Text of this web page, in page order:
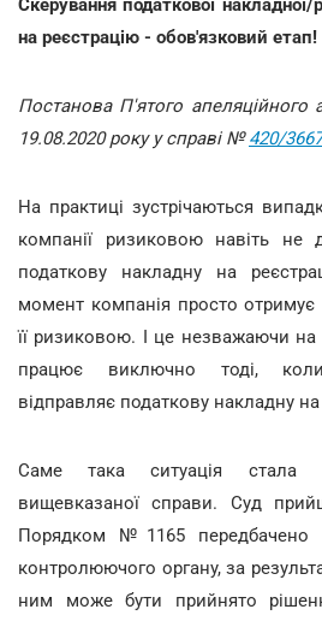
Скерування податкової накладної/
на реєстрацію - обов'язковий етап!
Постанова П'ятого апеляційного
19.08.2020 року у справі №420/
На практиці зустрічаються
компанії ризиковою навіть не
податкову накладну на
момент компанія просто
її ризиковою. І це незважаючи
працює виключно тоді,
відправляє податкову накладну
Саме така ситуація стала
вищевказаної справи. Суд
Порядком №1165 передбачено
контролюючого органу, за
ним може бути прийнято